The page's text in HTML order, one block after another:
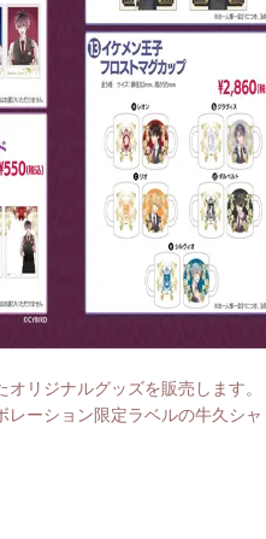
リジナルグッズを販売します。
ーション限定ラベルの牛久シ